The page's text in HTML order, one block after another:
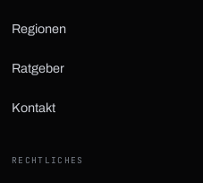
Regionen
Ratgeber
Kontakt
RECHTLICHES